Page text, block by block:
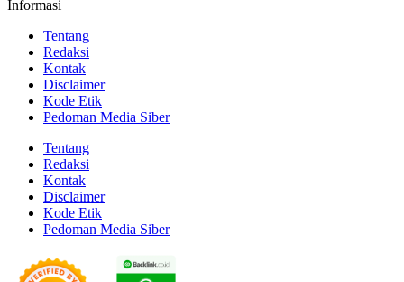
Informasi
Tentang
Redaksi
Kontak
Disclaimer
Kode Etik
Pedoman Media Siber
Tentang
Redaksi
Kontak
Disclaimer
Kode Etik
Pedoman Media Siber